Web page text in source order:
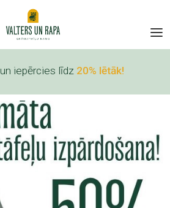
un iepērcies līdz 20% lētāk!